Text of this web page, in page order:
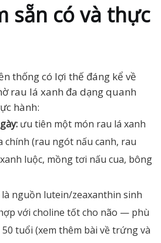
sẵn có và thực
thống có lợi thế đáng kể về
rau lá xanh đa dạng quanh
hành:
ưu tiên một món rau lá xanh
chính (rau ngót nấu canh, rau
luộc, mồng tơi nấu cua, bông
là nguồn lutein/zeaxanthin sinh
với choline tốt cho não — phù
tuổi (xem thêm bài về trứng và